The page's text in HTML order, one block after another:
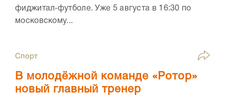
фиджитал‑футболе. Уже 5 августа в 16:30 по
московскому...
Спорт
В молодёжной команде «Ротор»
новый главный тренер